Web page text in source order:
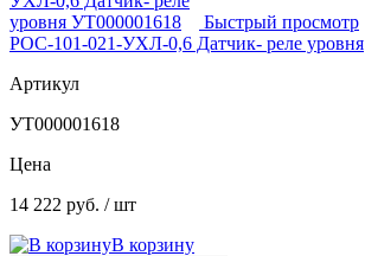
Быстрый просмотр
РОС-101-021-УХЛ-0,6 Датчик- реле уровня
Артикул
УТ000001618
Цена
14 222 руб. / шт
В корзину